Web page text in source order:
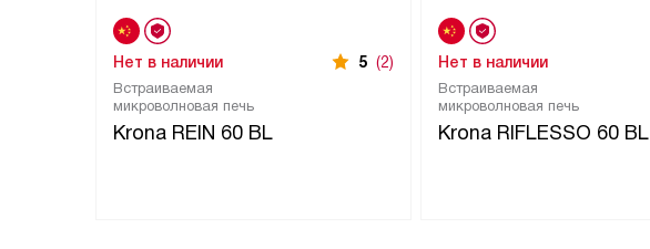
Встраиваемая
микроволновая печь
Krona REIN 60 BL
Нет в наличии 5 (2)
Встраиваемая
микроволновая печь
Krona RIFLESSO 60 BL
Нет в наличии